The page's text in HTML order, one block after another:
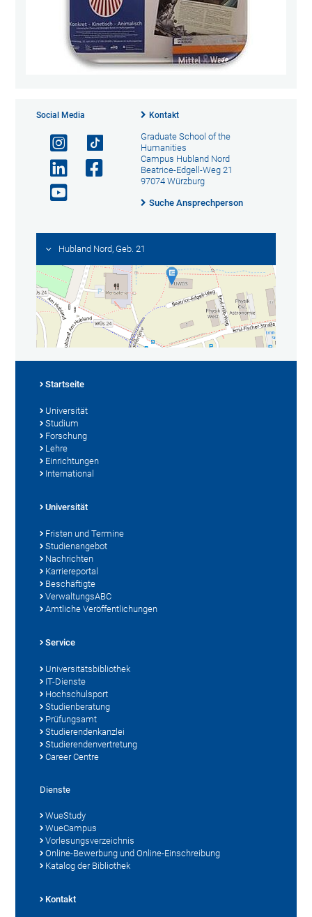
Social Media Kontakt
Graduate School of the
Humanities
Campus Hubland Nord
Beatrice-Edgell-Weg 21
97074 Würzburg
Suche Ansprechperson
Hubland Nord, Geb. 21
Startseite
Universität
Studium
Forschung
Lehre
Einrichtungen
International
Universität
Fristen und Termine
Studienangebot
Nachrichten
Karriereportal
Beschäftigte
VerwaltungsABC
Amtliche Veröffentlichungen
Service
Universitätsbibliothek
IT-Dienste
Hochschulsport
Studienberatung
Prüfungsamt
Studierendenkanzlei
Studierendenvertretung
Career Centre
Dienste
WueStudy
WueCampus
Vorlesungsverzeichnis
Online-Bewerbung und Online-Einschreibung
Katalog der Bibliothek
Kontakt